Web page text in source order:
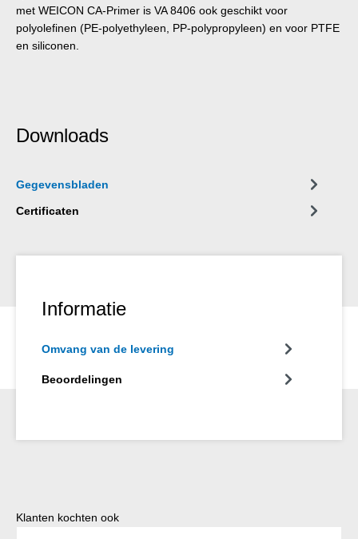
met WEICON CA-Primer is VA 8406 ook geschikt voor
polyolefinen (PE-polyethyleen, PP-polypropyleen) en voor PTFE
en siliconen.
Downloads
Gegevensbladen
Certificaten
Informatie
Omvang van de levering
Beoordelingen
Productgalerij overslaan
Klanten kochten ook